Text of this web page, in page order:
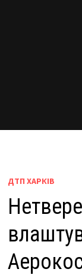
ДТП ХАРКІВ